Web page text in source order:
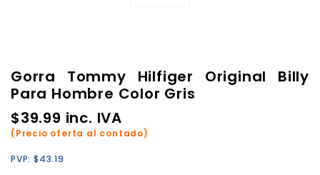
Gorra Tommy Hilfiger Original Billy
Para Hombre Color Gris
$39.99 inc. IVA
(Precio oferta al contado)
PVP: $43.19